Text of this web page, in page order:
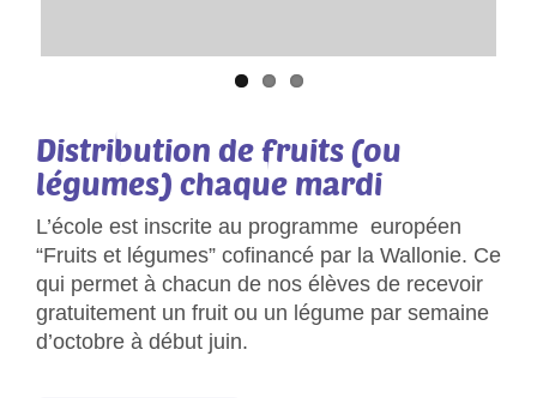
Distribution de fruits (ou
légumes) chaque mardi
L’école est inscrite au programme européen
“Fruits et légumes” cofinancé par la Wallonie. Ce
qui permet à chacun de nos élèves de recevoir
gratuitement un fruit ou un légume par semaine
d’octobre à début juin.